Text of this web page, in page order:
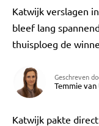
Katwijk verslagen
bleef lang
thuisploeg de
Geschreven
Temmie van
Katwijk pakte